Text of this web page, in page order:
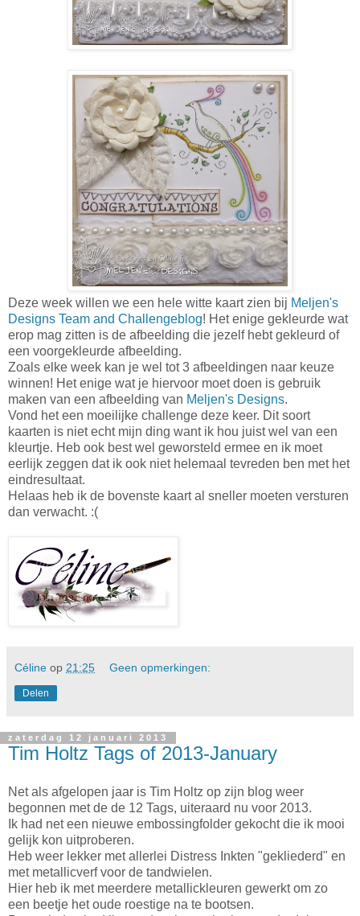
Deze week willen we een hele witte kaart zien bij Meljen's
Designs Team and Challengeblog! Het enige gekleurde wat
erop mag zitten is de afbeelding die jezelf hebt gekleurd of
een voorgekleurde afbeelding.
Zoals elke week kan je wel tot 3 afbeeldingen naar keuze
winnen! Het enige wat je hiervoor moet doen is gebruik
maken van een afbeelding van Meljen's Designs.
Vond het een moeilijke challenge deze keer. Dit soort
kaarten is niet echt mijn ding want ik hou juist wel van een
kleurtje. Heb ook best wel geworsteld ermee en ik moet
eerlijk zeggen dat ik ook niet helemaal tevreden ben met het
eindresultaat.
Helaas heb ik de bovenste kaart al sneller moeten versturen
dan verwacht. :(
Céline op 21:25 Geen opmerkingen:
Delen
zaterdag 12 januari 2013
Tim Holtz Tags of 2013-January
Net als afgelopen jaar is Tim Holtz op zijn blog weer
begonnen met de de 12 Tags, uiteraard nu voor 2013.
Ik had net een nieuwe embossingfolder gekocht die ik mooi
gelijk kon uitproberen.
Heb weer lekker met allerlei Distress Inkten "gekliederd" en
met metallicverf voor de tandwielen.
Hier heb ik met meerdere metallickleuren gewerkt om zo
een beetje het oude roestige na te bootsen.